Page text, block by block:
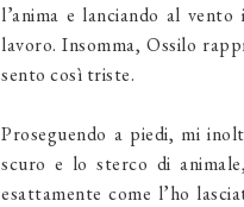
l’anima e lanciando al
lavoro. Insomma, Ossilo
sento così triste.
Proseguendo a piedi, mi
scuro e lo sterco di
esattamente come l’ho